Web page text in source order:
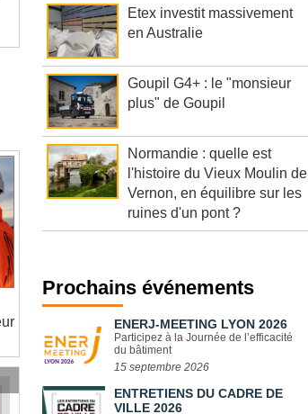
Etex investit massivement
en Australie
Goupil G4+ : le "monsieur
plus" de Goupil
Normandie : quelle est
l'histoire du Vieux Moulin de
Vernon, en équilibre sur les
ruines d'un pont ?
Prochains événements
ENERJ-MEETING LYON 2026
Participez à la Journée de l’efficacité
du bâtiment
15 septembre 2026
ENTRETIENS DU CADRE DE
VILLE 2026